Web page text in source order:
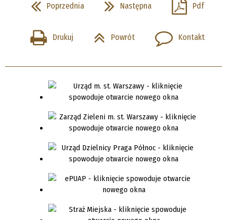
Poprzednia Następna Pdf
Drukuj Powrót Kontakt